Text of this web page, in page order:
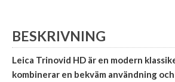
BESKRIVNING
Leica Trinovid HD är en modern
kombinerar en bekväm användning